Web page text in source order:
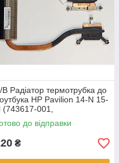
В Радіатор термотрубка до
HP Pavilion 14-N 15-
(743617-001,
до відправки
₴